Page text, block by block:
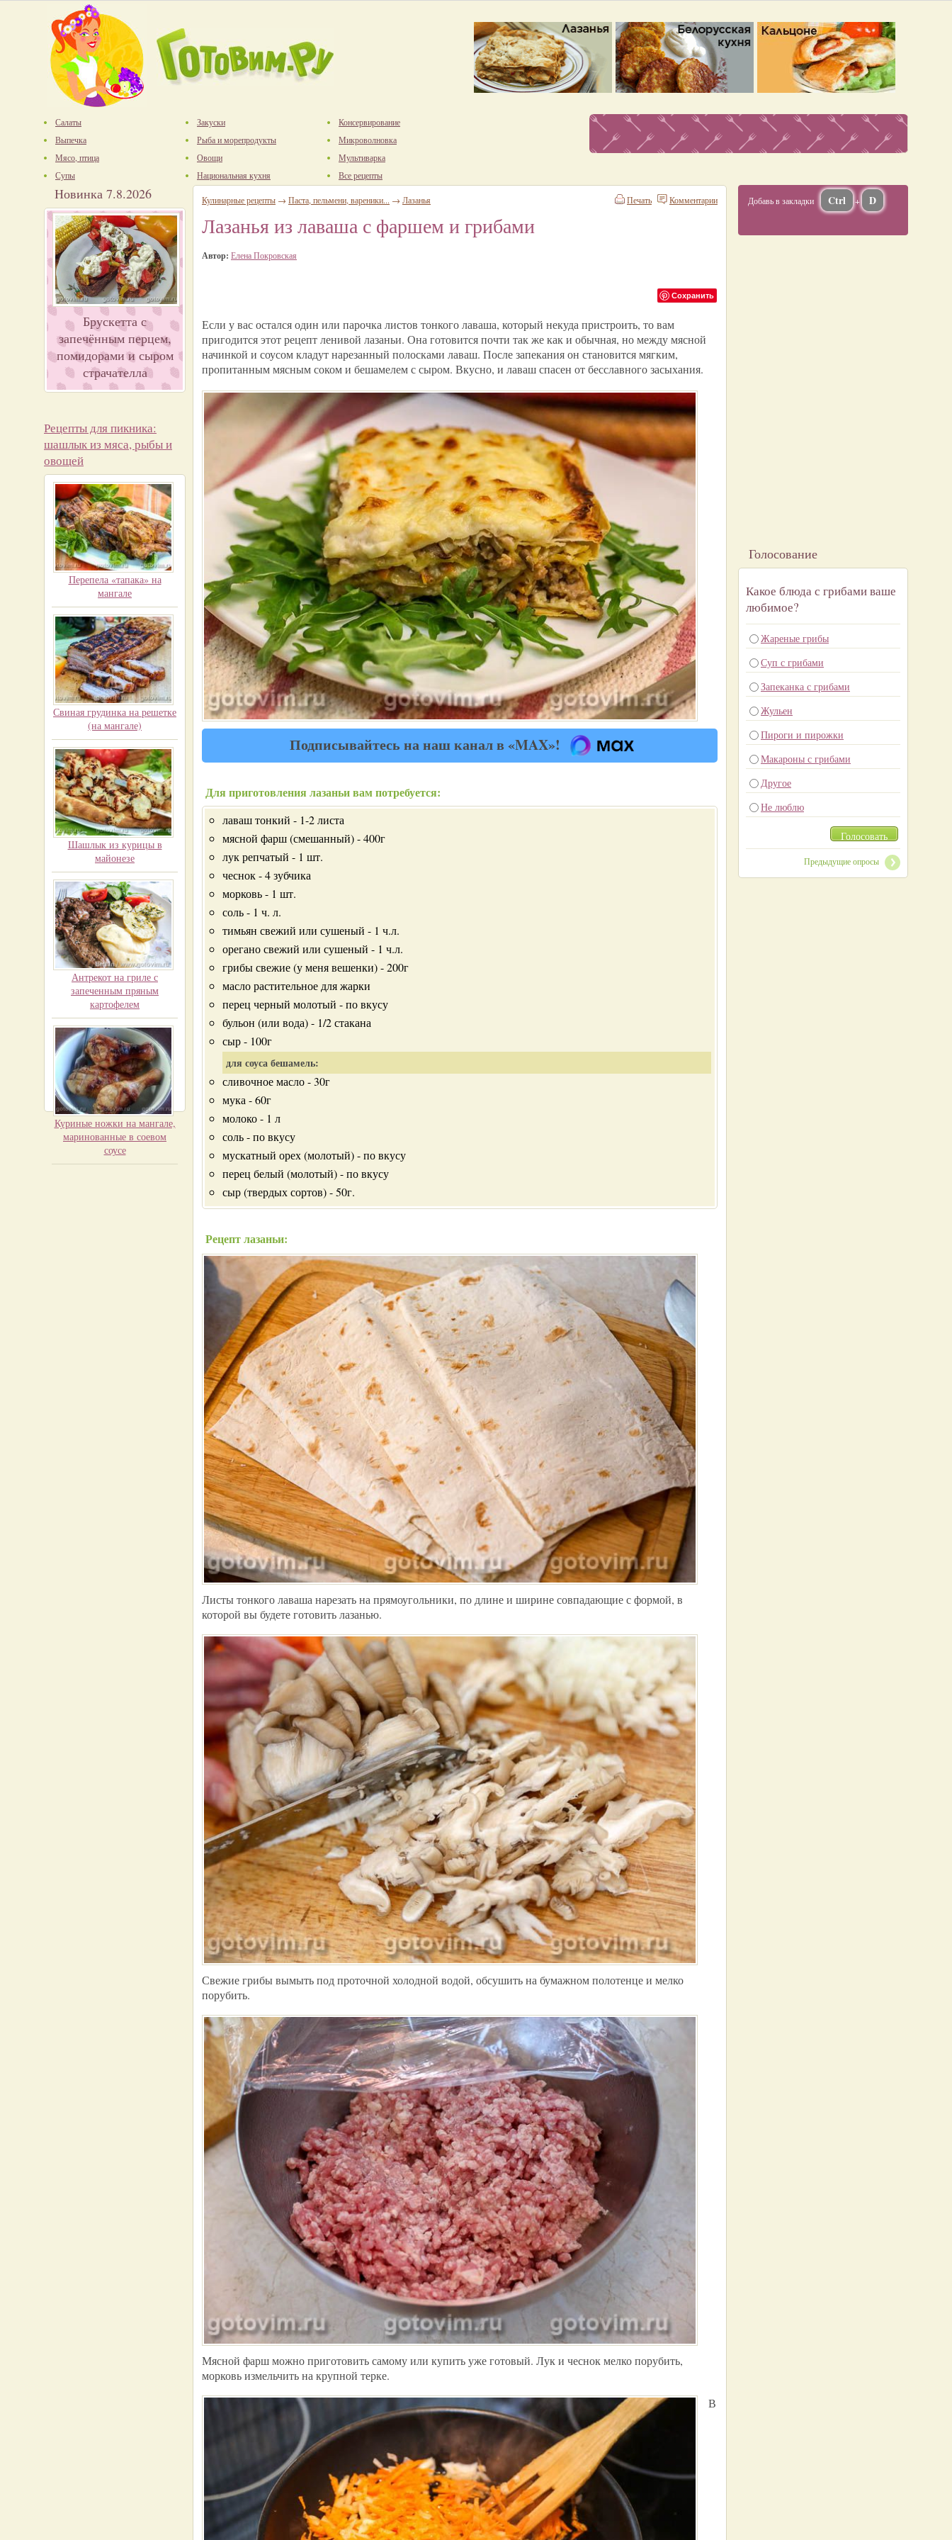
Салаты
Выпечка
Мясо, птица
Супы
Закуски
Рыба и морепродукты
Овощи
Национальная кухня
Консервирование
Микроволновка
Мультиварка
Все рецепты
Новинка 7.8.2026
Брускетта с
запечённым перцем,
помидорами и сыром
страчателла
Рецепты для пикника:
шашлык из мяса, рыбы и
овощей
Перепела «тапака» на
мангале
Свиная грудинка на решетке
(на мангале)
Шашлык из курицы в
майонезе
Антрекот на гриле с
запеченным пряным
картофелем
Куриные ножки на мангале,
маринованные в соевом
соусе
Комментарии
Печать
Кулинарные рецепты → Паста, пельмени, вареники... → Лазанья
Лазанья из лаваша с фаршем и грибами
Автор: Елена Покровская
Сохранить
Если у вас остался один или парочка листов тонкого лаваша, который некуда пристроить, то вам
пригодится этот рецепт ленивой лазаньи. Она готовится почти так же как и обычная, но между мясной
начинкой и соусом кладут нарезанный полосками лаваш. После запекания он становится мягким,
пропитанным мясным соком и бешамелем с сыром. Вкусно, и лаваш спасен от бесславного засыхания.
Подписывайтесь на наш канал в «MAX»!
Для приготовления лазаньи вам потребуется:
лаваш тонкий - 1-2 листа
мясной фарш (смешанный) - 400г
лук репчатый - 1 шт.
чеснок - 4 зубчика
морковь - 1 шт.
соль - 1 ч. л.
тимьян свежий или сушеный - 1 ч.л.
орегано свежий или сушеный - 1 ч.л.
грибы свежие (у меня вешенки) - 200г
масло растительное для жарки
перец черный молотый - по вкусу
бульон (или вода) - 1/2 стакана
сыр - 100г
для соуса бешамель:
сливочное масло - 30г
мука - 60г
молоко - 1 л
соль - по вкусу
мускатный орех (молотый) - по вкусу
перец белый (молотый) - по вкусу
сыр (твердых сортов) - 50г.
Рецепт лазаньи:
Листы тонкого лаваша нарезать на прямоугольники, по длине и ширине совпадающие с формой, в
которой вы будете готовить лазанью.
Свежие грибы вымыть под проточной холодной водой, обсушить на бумажном полотенце и мелко
порубить.
Мясной фарш можно приготовить самому или купить уже готовый. Лук и чеснок мелко порубить,
морковь измельчить на крупной терке.
В
Добавь в закладки Ctrl + D
Голосование
Какое блюда с грибами ваше
любимое?
Жареные грибы
Суп с грибами
Запеканка с грибами
Жульен
Пироги и пирожки
Макароны с грибами
Другое
Не люблю
Голосовать
Предыдущие опросы